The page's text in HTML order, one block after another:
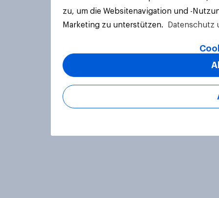
zu, um die Websitenavigation und -
Marketing zu unterstützen.
Datenschutz